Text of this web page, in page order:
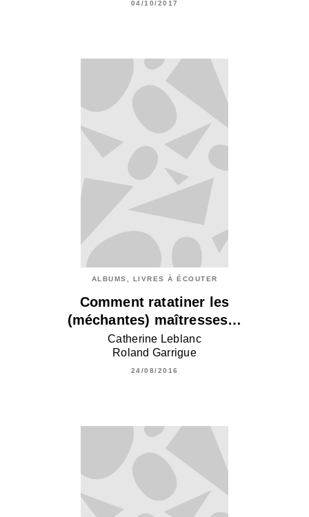
04/10/2017
ALBUMS, LIVRES À ÉCOUTER
Comment ratatiner les
(méchantes) maîtresses…
Catherine Leblanc
Roland Garrigue
24/08/2016